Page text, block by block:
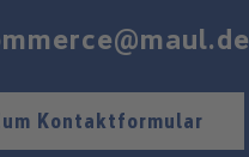
Kontaktformular